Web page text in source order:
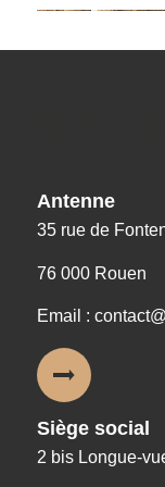
Antenne
35 rue de
76 000 Rouen
Email :
Siège social
2 bis Longue-